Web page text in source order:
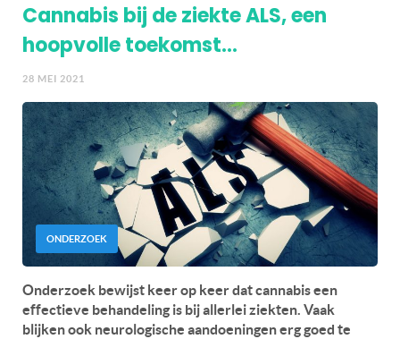
Cannabis bij de ziekte ALS, een
hoopvolle toekomst…
28 MEI 2021
ONDERZOEK
Onderzoek bewijst keer op keer dat cannabis een
effectieve behandeling is bij allerlei ziekten. Vaak
blijken ook neurologische aandoeningen erg goed te